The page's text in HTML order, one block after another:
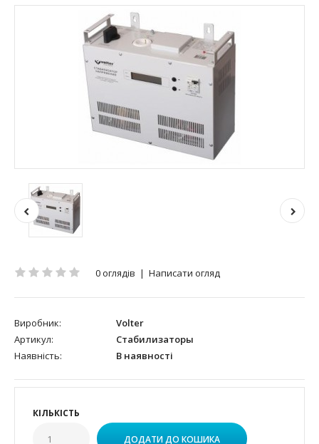
0 оглядів | Написати огляд
Виробник:
Volter
Артикул:
Стабилизаторы
Наявність:
В наявності
КІЛЬКІСТЬ